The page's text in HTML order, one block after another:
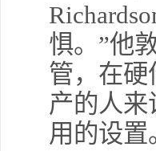
惧。”他
管，在硬
产的人
用的设置